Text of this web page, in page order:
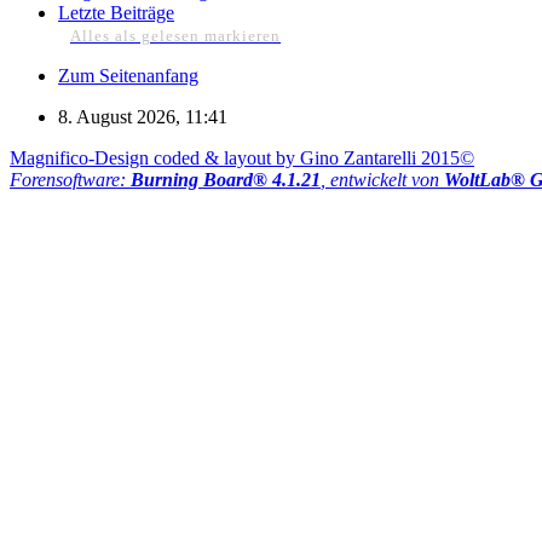
Letzte Beiträge
Alles als gelesen markieren
Zum Seitenanfang
8. August 2026, 11:41
Magnifico-Design coded & layout by Gino Zantarelli 2015©
Forensoftware: Burning Board® 4.1.21 , entwickelt von WoltLab®